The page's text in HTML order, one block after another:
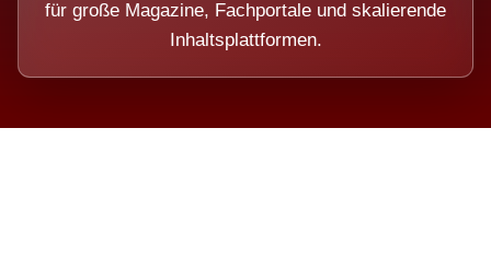
für große Magazine, Fachportale und skalierende
Inhaltsplattformen.